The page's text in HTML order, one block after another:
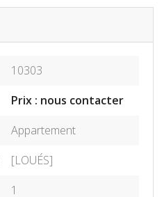
10303
Prix : nous contacter
Appartement
[LOUÉS]
1